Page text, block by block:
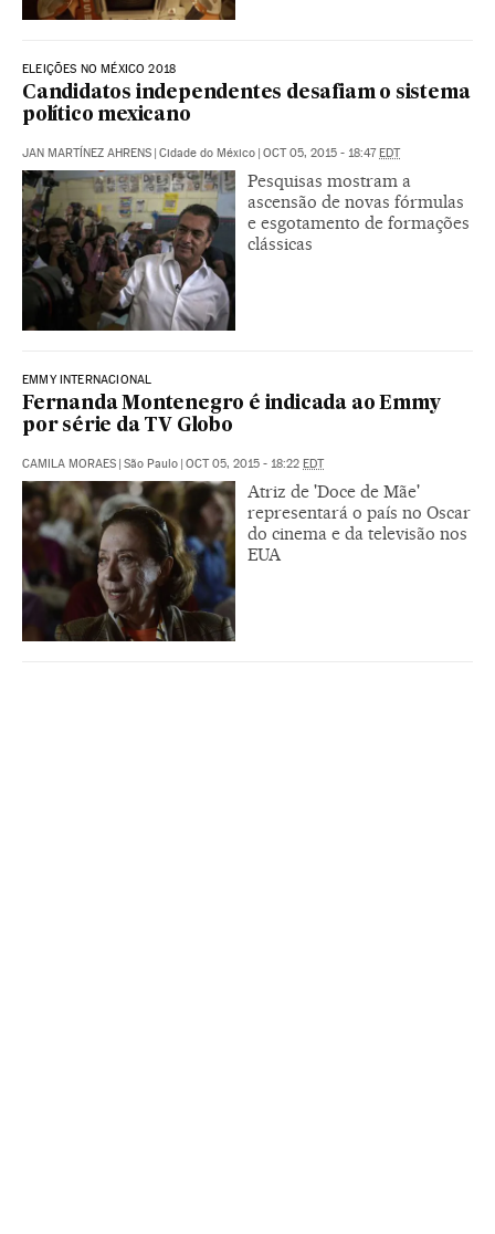
ELEIÇÕES NO MÉXICO 2018
Candidatos independentes desafiam o sistema
político mexicano
JAN MARTÍNEZ AHRENS | Cidade do México | OCT 05, 2015 - 18:47EDT
Pesquisas mostram a
ascensão de novas fórmulas
e esgotamento de formações
clássicas
EMMY INTERNACIONAL
Fernanda Montenegro é indicada ao Emmy
por série da TV Globo
CAMILA MORAES | São Paulo | OCT 05, 2015 - 18:22 EDT
Atriz de 'Doce de Mãe'
representará o país no Oscar
do cinema e da televisão nos
EUA